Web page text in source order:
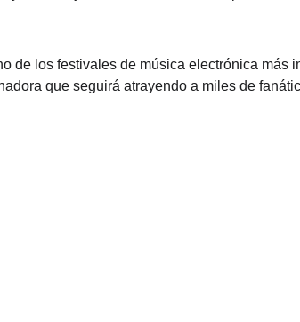
de los festivales de música electrónica más
que seguirá atrayendo a miles de